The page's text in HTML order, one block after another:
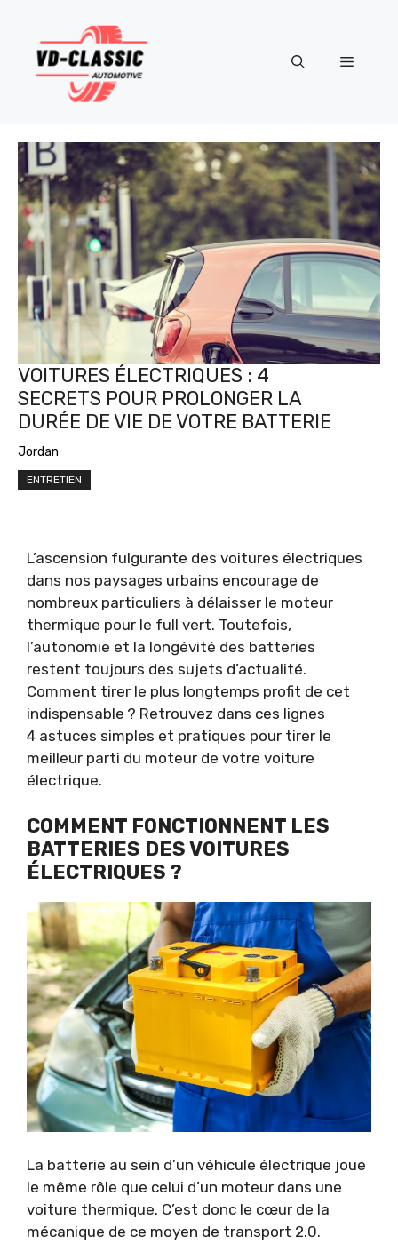
contenu
Menu
VOITURES ÉLECTRIQUES : 4
SECRETS POUR PROLONGER LA
DURÉE DE VIE DE VOTRE BATTERIE
Jordan
ENTRETIEN
L’ascension fulgurante des voitures électriques
dans nos paysages urbains encourage de
nombreux particuliers à délaisser le moteur
thermique pour le full vert. Toutefois,
l’autonomie et la longévité des batteries
restent toujours des sujets d’actualité.
Comment tirer le plus longtemps profit de cet
indispensable ? Retrouvez dans ces lignes
4 astuces simples et pratiques pour tirer le
meilleur parti du moteur de votre voiture
électrique.
COMMENT FONCTIONNENT LES
BATTERIES DES VOITURES
ÉLECTRIQUES ?
La batterie au sein d’un véhicule électrique joue
le même rôle que celui d’un moteur dans une
voiture thermique. C’est donc le cœur de la
mécanique de ce moyen de transport 2.0.